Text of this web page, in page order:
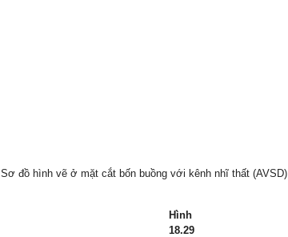
Sơ đồ hình vẽ ở mặt cắt bốn buồng với kênh nhĩ thất (AVSD)
Hình
18.29